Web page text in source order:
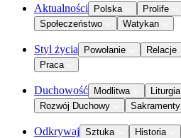
Aktualności Polska Prolife
Społeczeństwo
Watykan
Styl życia Powołanie Relacje
Praca
Duchowość Modlitwa Liturgia
Rozwój Duchowy
Sakramenty
Odkrywaj Sztuka Historia